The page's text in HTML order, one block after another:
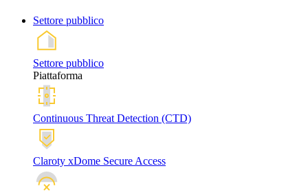
Settore pubblico
Settore pubblico
Piattaforma
Continuous Threat Detection (CTD)
Claroty xDome Secure Access